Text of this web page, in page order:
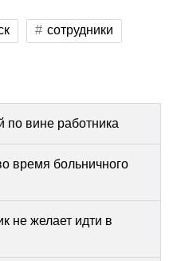
сотрудники
по вине работника
время больничного
не желает идти в